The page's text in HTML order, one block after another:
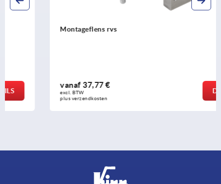
Montageflens rvs
vanaf 37,77 €
plus verzendkosten